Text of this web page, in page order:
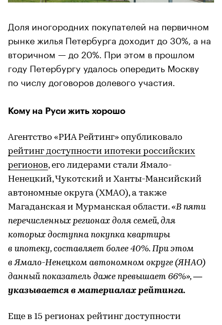
Доля иногородних покупателей на первичном
рынке жилья Петербурга доходит до 30%, а на
вторичном — до 20%. При этом в прошлом
году Петербургу удалось опередить Москву
по числу договоров долевого участия.
Кому на Руси жить хорошо
Агентство «РИА Рейтинг» опубликовало
рейтинг доступности ипотеки российских
регионов, его лидерами стали Ямало-
Ненецкий, Чукотский и Ханты-Мансийский
автономные округа (ХМАО), а также
Магаданская и Мурманская области.«В пяти
перечисленных регионах доля семей, для
которых доступна покупка квартиры
в ипотеку, составляет более 40%. При этом
в Ямало-Ненецком автономном округе (ЯНАО)
данный показатель даже превышает 66%», —
указывается в материалах рейтинга.
Еще в 15 регионах рейтинг доступности